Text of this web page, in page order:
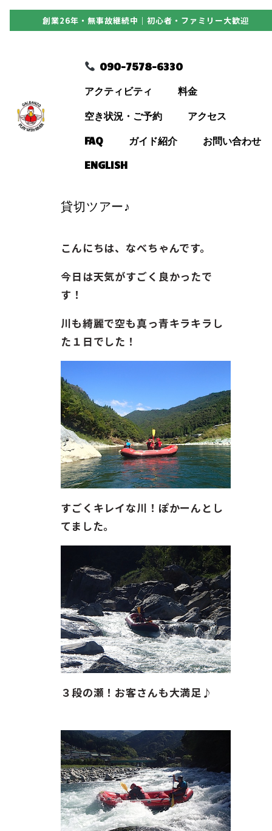
創業26年・無事故継続中｜初心者・ファミリー大歓迎
090-7578-6330
アクティビティ 料金
空き状況・ご予約 アクセス
FAQ ガイド紹介 お問い合わせ
ENGLISH
アクティビティ
料金
ガイド紹介
ENGLISH
貸切ツアー♪
こんにちは、なべちゃんです。
今日は天気がすごく良かったで
す！
川も綺麗で空も真っ青キラキラし
た１日でした！
すごくキレイな川！ぽかーんとし
てました。
３段の瀬！お客さんも大満足♪